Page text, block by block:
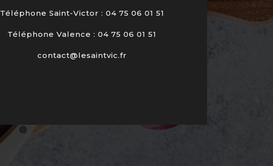
Téléphone Saint-Victor : 04 75 06 01 51
Téléphone Valence : 04 75 06 01 51
contact@lesaintvic.fr